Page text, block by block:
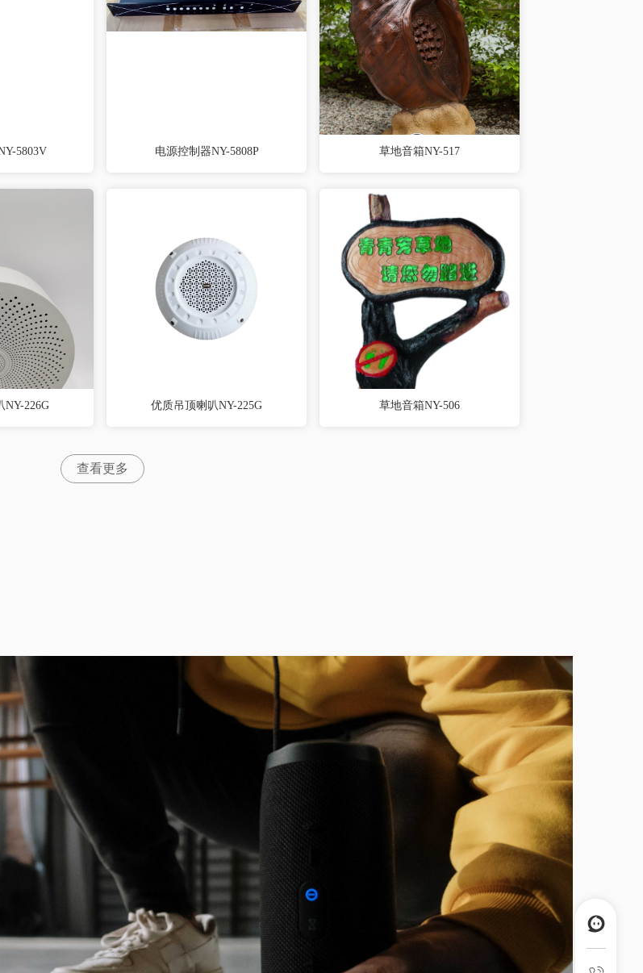
查看更多
5803V 电源控制器NY-5808P 草地音箱NY-517
NY-226G 优质吊顶喇叭NY-225G 草地音箱NY-506